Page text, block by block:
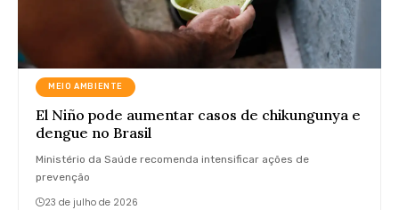
MEIO AMBIENTE
El Niño pode aumentar casos de chikungunya e
dengue no Brasil
Ministério da Saúde recomenda intensificar ações de
prevenção
23 de julho de 2026